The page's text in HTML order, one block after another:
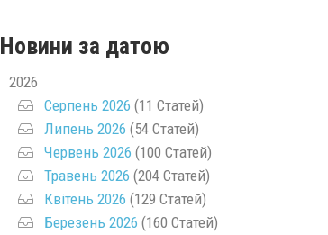
Новини за датою
2026
Серпень 2026 (11 Статей)
Липень 2026 (54 Статей)
Червень 2026 (100 Статей)
Травень 2026 (204 Статей)
Квітень 2026 (129 Статей)
Березень 2026 (160 Статей)